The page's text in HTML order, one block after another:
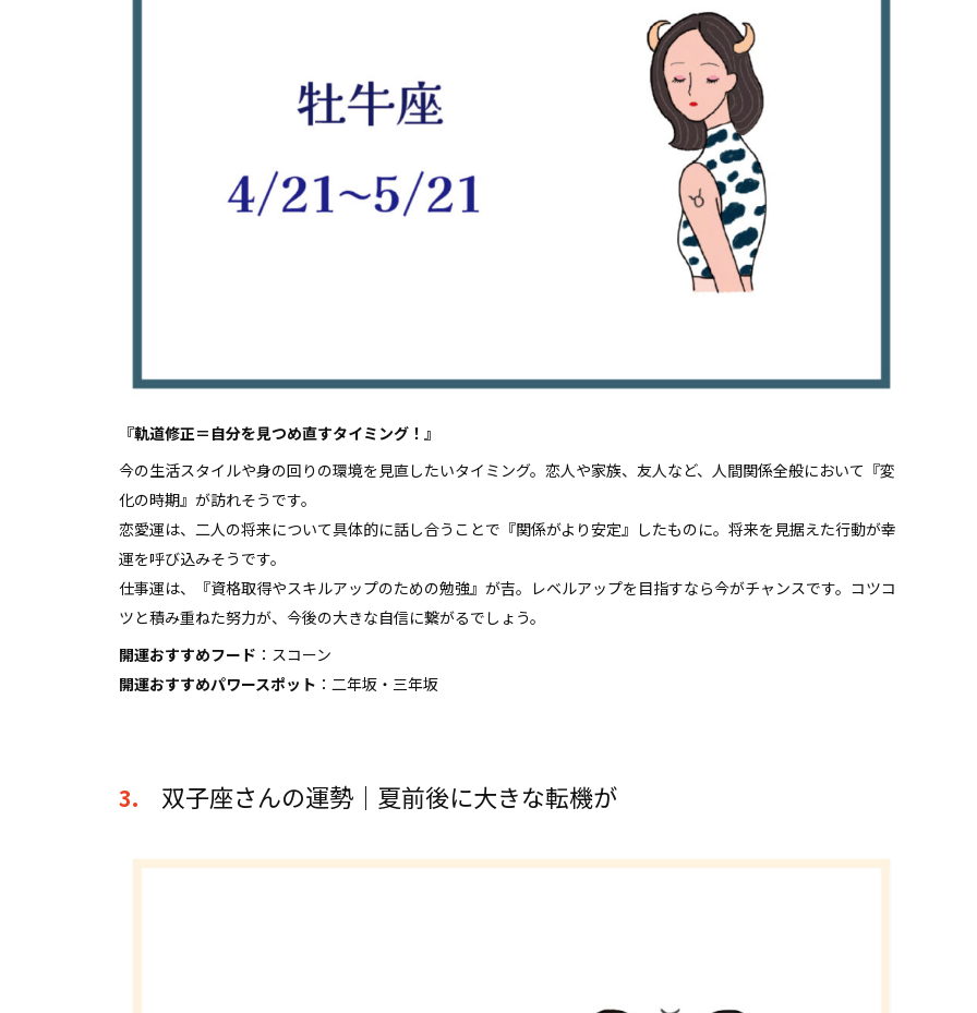
『軌道修正＝自分を見つめ直すタイミング！』
今の生活スタイルや身の回りの環境を見直したいタイミング。恋人や家族、友人など、人間関係全般において『変
化の時期』が訪れそうです。
恋愛運は、二人の将来について具体的に話し合うことで『関係がより安定』したものに。将来を見据えた行動が幸
運を呼び込みそうです。
仕事運は、『資格取得やスキルアップのための勉強』が吉。レベルアップを目指すなら今がチャンスです。コツコ
ツと積み重ねた努力が、今後の大きな自信に繋がるでしょう。
開運おすすめフード ：スコーン
開運おすすめパワースポット ：二年坂・三年坂
3. 双子座さんの運勢｜夏前後に大きな転機が